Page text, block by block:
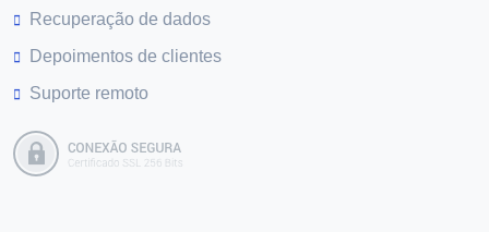
Recuperação de dados
Depoimentos de clientes
Suporte remoto